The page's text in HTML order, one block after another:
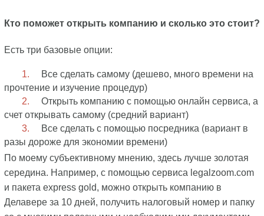
Кто поможет открыть компанию и сколько это стоит?
Есть три базовые опции:
Все сделать самому (дешево, много времени на
прочтение и изучение процедур)
Открыть компанию с помощью онлайн сервиса, а
счет открывать самому (средний вариант)
Все сделать с помощью посредника (вариант в
разы дороже для экономии времени)
По моему субъективному мнению, здесь лучше золотая
середина. Например, с помощью сервиса legalzoom.com
и пакета express gold, можно открыть компанию в
Делавере за 10 дней, получить налоговый номер и папку